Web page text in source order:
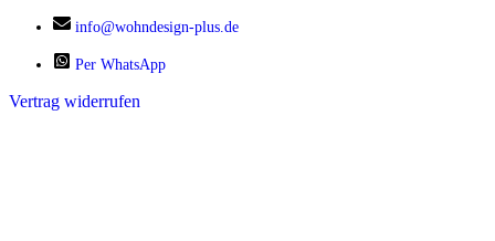
info@wohndesign-plus.de
Per WhatsApp
Vertrag widerrufen